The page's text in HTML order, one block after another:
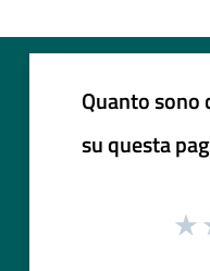
Quanto
su questa